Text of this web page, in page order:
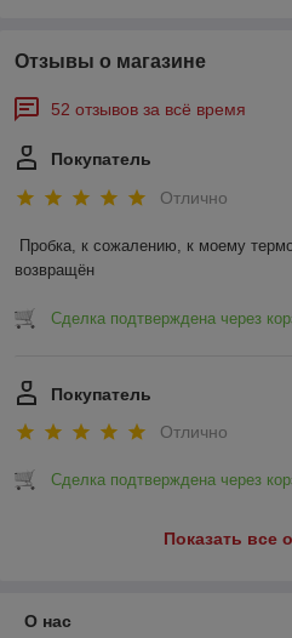
Отзывы о магазине
52 отзывов за всё время
Покупатель
Отлично
Пробка, к сожалению, к моему
возвращён
Сделка подтверждена через
Покупатель
Отлично
Сделка подтверждена через
Показать все
О нас